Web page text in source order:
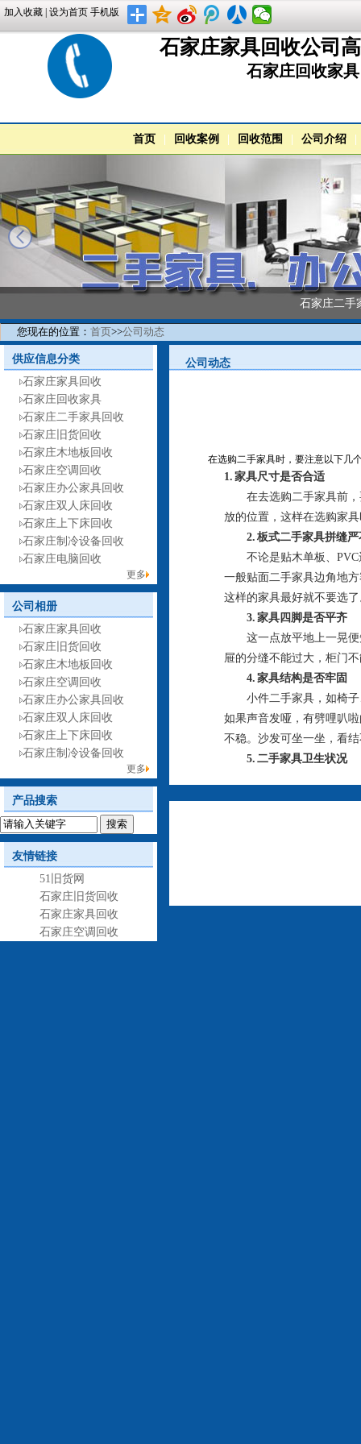
加入收藏 设为首页 手机版
石家庄家具回收公司
石家庄回收家
首页 回收案例 回收范围 公司介绍
石家庄二手
您现在的位置： 首页>>公司动态
供应信息分类
石家庄家具回收
石家庄回收家具
石家庄二手家具回收
石家庄旧货回收
石家庄木地板回收
石家庄空调回收
石家庄办公家具回收
石家庄双人床回收
石家庄上下床回收
石家庄制冷设备回收
石家庄电脑回收
更多
公司相册
石家庄家具回收
石家庄旧货回收
石家庄木地板回收
石家庄空调回收
石家庄办公家具回收
石家庄双人床回收
石家庄上下床回收
石家庄制冷设备回收
更多
产品搜索
友情链接
51旧货网
石家庄旧货回收
石家庄家具回收
石家庄空调回收
公司动态
在选购二手家具时，要注意以下几
1. 家具尺寸是否合适
在去选购二手家具前，
放的位置，这样在选购家
2. 板式二手家具拼缝严
不论是贴木单板、PVC
一般贴面二手家具边角地
这样的家具最好就不要选了
3. 家具四脚是否平齐
这一点放平地上一晃便
屉的分缝不能过大，柜门
4. 家具结构是否牢固
小件二手家具，如椅子
如果声音发哑，有劈哩叭
不稳。沙发可坐一坐，看
5. 二手家具卫生状况